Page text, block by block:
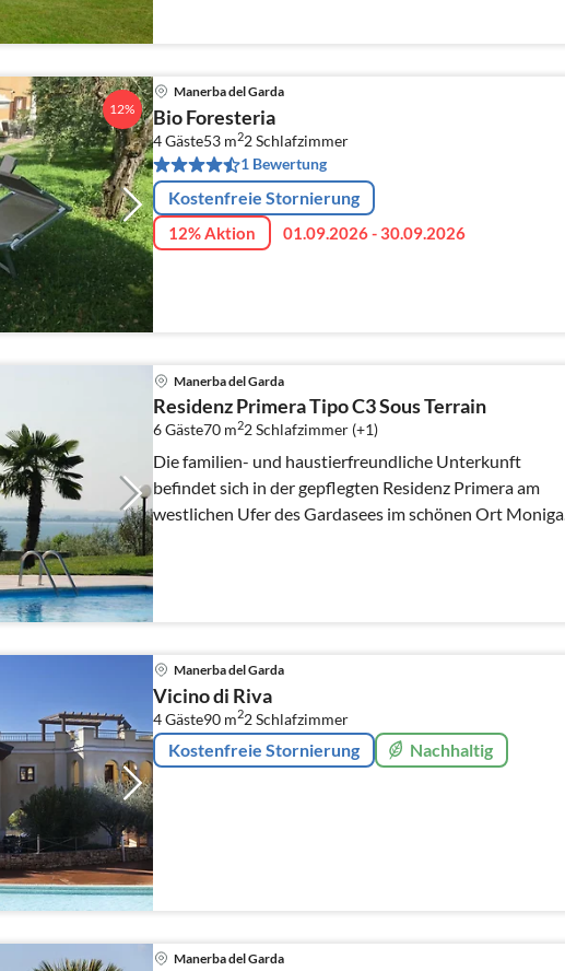
12%
Manerba del Garda
Bio Foresteria
4 Gäste53 m22Schlafzimmer
1 Bewertung
Kostenfreie Stornierung
12% Aktion 01.09.2026 - 30.09.2026
Manerba del Garda
Residenz Primera Tipo C3 Sous Terrain
6 Gäste70 m22Schlafzimmer (+1)
Die familien- und haustierfreundliche Unterkunft
befindet sich in der gepflegten Residenz Primera am
westlichen Ufer des Gardasees im schönen Ort Moniga
del Garda.
Manerba del Garda
Vicino di Riva
4 Gäste90 m22Schlafzimmer
Kostenfreie Stornierung Nachhaltig
Manerba del Garda